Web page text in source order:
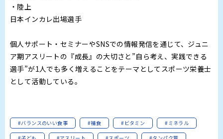
・陸上
日本インカレ出場選手
個人サポート・セミナーやSNSでの情報発信を通じて、ジュニ
ア期アスリートの『成長』の大切さと”自ら考え、実践できる
選手”が1人でも多く増えることをテーマとしてスポーツ栄養士
として活動している。
#バランスのいい食事 #補食 #ビタミン
#ミネラル